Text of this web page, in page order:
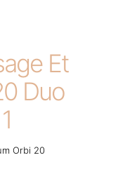
Et
Duo
Orbi 20